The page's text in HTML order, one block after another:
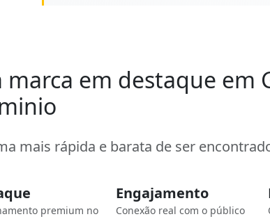
marca em destaque em
mais rápida e barata de ser
premium no
Engajamento
Conexão real com o público